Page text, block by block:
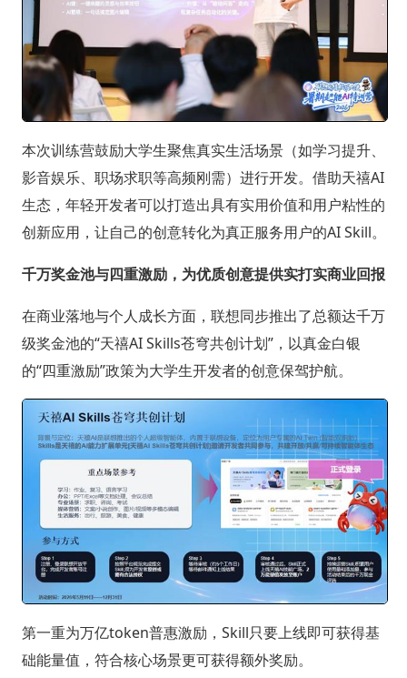
本次训练营鼓励大学生聚焦真实生活场景（如学习提升、
影音娱乐、职场求职等高频刚需）进行开发。借助天禧AI
生态，年轻开发者可以打造出具有实用价值和用户粘性的
创新应用，让自己的创意转化为真正服务用户的AI Skill。
千万奖金池与四重激励，为优质创意提供实打实商业回报
在商业落地与个人成长方面，联想同步推出了总额达千万
级奖金池的“天禧AI Skills苍穹共创计划”，以真金白银
的“四重激励”政策为大学生开发者的创意保驾护航。
第一重为万亿token普惠激励，Skill只要上线即可获得基
础能量值，符合核心场景更可获得额外奖励。